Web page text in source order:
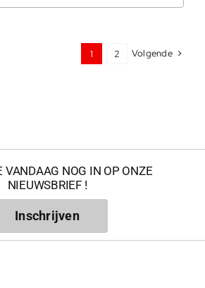
1 2 Volgende
VANDAAG NOG IN OP ONZE
NIEUWSBRIEF !
Inschrijven